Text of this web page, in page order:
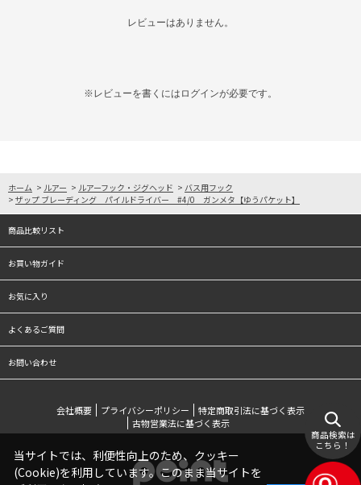
レビューはありません。
※レビューを書くには ログインが必要です。
ホーム > ルアー > ルアーフック・ジグヘッド > バス用フック
> ザップ ブレーディング パイルドライバー #4/0 ガンメタ【ゆうパケット】
商品比較リスト
お買い物ガイド
お気に入り
よくあるご質問
お問い合わせ
会社概要 プライバシーポリシー
特定商取引法に基づく表示
古物営業法に基づく表示
商品検索は
こちら！
当サイトでは、利便性向上のため、クッキー
(Cookie)を利用しています。このまま当サイトを